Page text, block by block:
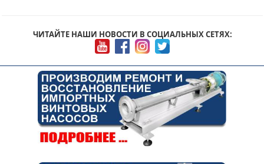
ЧИТАЙТЕ НАШИ НОВОСТИ В СОЦИАЛЬНЫХ СЕТЯХ: